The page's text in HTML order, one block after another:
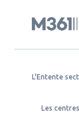
L'Entente
Les